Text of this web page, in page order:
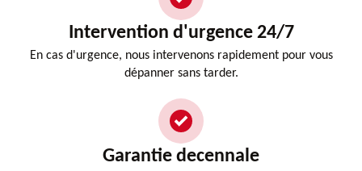
Intervention d'urgence 24/7
En cas d'urgence, nous intervenons rapidement pour vous
dépanner sans tarder.
Garantie decennale